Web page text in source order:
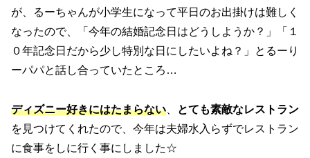
が、るーちゃんが小学生になって平日のお出掛けは難しく
なったので、「今年の結婚記念日はどうしようか？」「１
０年記念日だから少し特別な日にしたいよね？」とるーり
ーパパと話し合っていたところ…
ディズニー好きにはたまらない
とても素敵なレストラン
を見つけてくれたので、今年は夫婦水入らずでレストラン
に食事をしに行く事にしました☆